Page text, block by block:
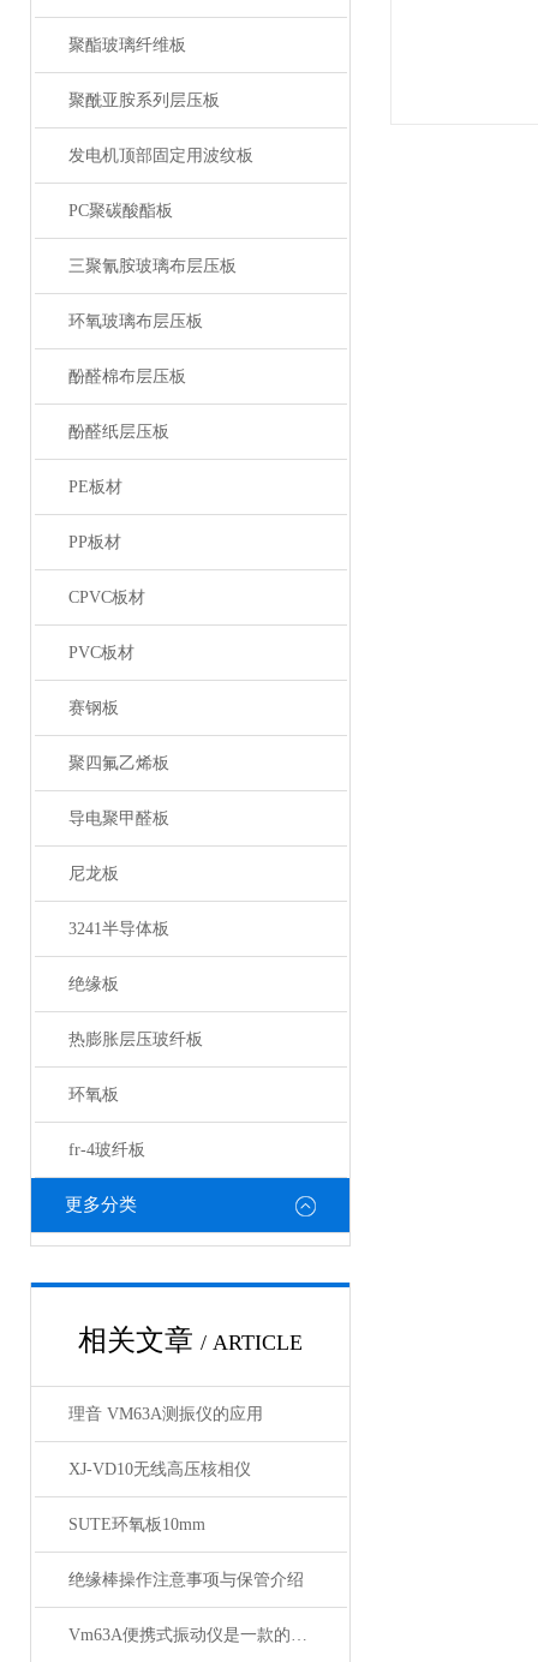
聚酯玻璃纤维板
聚酰亚胺系列层压板
发电机顶部固定用波纹板
PC聚碳酸酯板
三聚氰胺玻璃布层压板
环氧玻璃布层压板
酚醛棉布层压板
酚醛纸层压板
PE板材
PP板材
CPVC板材
PVC板材
赛钢板
聚四氟乙烯板
导电聚甲醛板
尼龙板
3241半导体板
绝缘板
热膨胀层压玻纤板
环氧板
fr-4玻纤板
更多分类
相关文章 / ARTICLE
理音 VM63A测振仪的应用
XJ-VD10无线高压核相仪
SUTE环氧板10mm
绝缘棒操作注意事项与保管介绍
Vm63A便携式振动仪是一款的小型的振动仪